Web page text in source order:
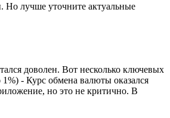
Но лучше уточните актуальные
доволен. Вот несколько ключевых
- Курс обмена валюты оказался
но это не критично. В